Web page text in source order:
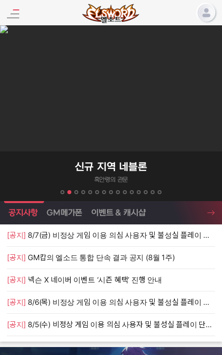
엘소드 프로모션
신규 지역 네블론
흑안령의 관문
엘소드 소식
공지사항 GM메가폰 이벤트 & 캐시샵
[공지] 8/7(금) 비정상 게임 이용 의심 사용자 및 불성실 플레이 단속 안내
[공지] GM캅의 엘소드 통합 단속 결과 공지 (8월 1주)
[공지] 넥슨 X 네이버 이벤트 ‘시즌 혜택’ 진행 안내
[공지] 8/6(목) 비정상 게임 이용 의심 사용자 및 불성실 플레이 단속 안내
[공지] 8/5(수) 비정상 게임 이용 의심 사용자 및 불성실 플레이 단속 안내